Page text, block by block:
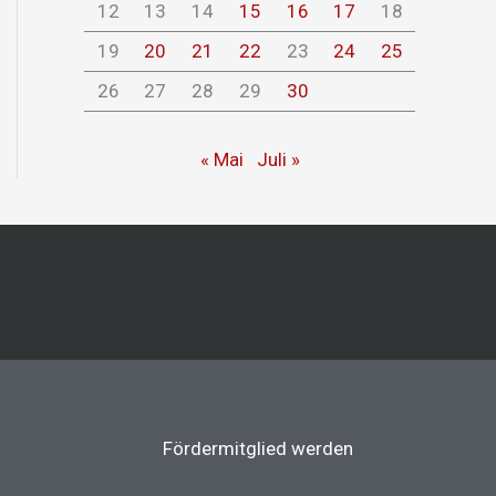
12
13 14 15 16 17
18
19
20 21 22 23 24
25
26
27 28 29 30
« Mai Juli »
Fördermitglied werden